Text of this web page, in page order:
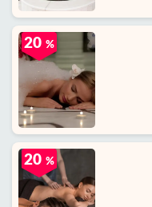
20 %
20 %